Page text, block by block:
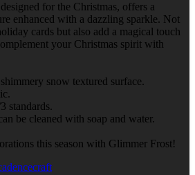
for the Christmas, offers a
enhanced with a dazzling sparkle. Not
cards but also add a magical touch
your Christmas spirit with
snow textured surface.
standards.
be cleaned with soap and water.
this season with Glimmer Frost!